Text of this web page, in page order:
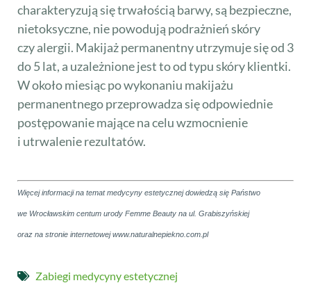
charakteryzują się trwałością barwy, są bezpieczne,
nietoksyczne, nie powodują podrażnień skóry
czy alergii. Makijaż permanentny utrzymuje się od 3
do 5 lat, a uzależnione jest to od typu skóry klientki.
W około miesiąc po wykonaniu makijażu
permanentnego przeprowadza się odpowiednie
postępowanie mające na celu wzmocnienie
i utrwalenie rezultatów.
Więcej informacji na temat medycyny estetycznej dowiedzą się Państwo
we Wrocławskim centum urody Femme Beauty na ul. Grabiszyńskiej
oraz na stronie internetowej www.naturalnepiekno.com.pl
Zabiegi medycyny estetycznej